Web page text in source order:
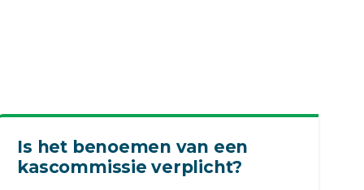
Is het benoemen van een
kascommissie verplicht?